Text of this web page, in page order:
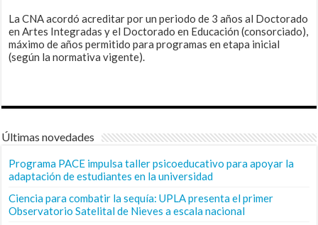
La CNA acordó acreditar por un periodo de 3 años al Doctorado
en Artes Integradas y el Doctorado en Educación (consorciado),
máximo de años permitido para programas en etapa inicial
(según la normativa vigente).
Últimas novedades
Programa PACE impulsa taller psicoeducativo para apoyar la
adaptación de estudiantes en la universidad
Ciencia para combatir la sequía: UPLA presenta el primer
Observatorio Satelital de Nieves a escala nacional